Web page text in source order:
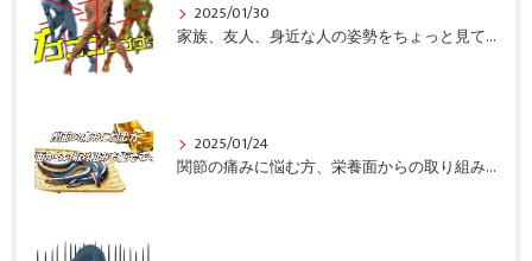
2025/01/30
家族、友人、身近な人の姿勢をちょっと見てみませんか？
2025/01/24
関節の痛みに悩む方、栄養面からの取り組みも重要ですよ！